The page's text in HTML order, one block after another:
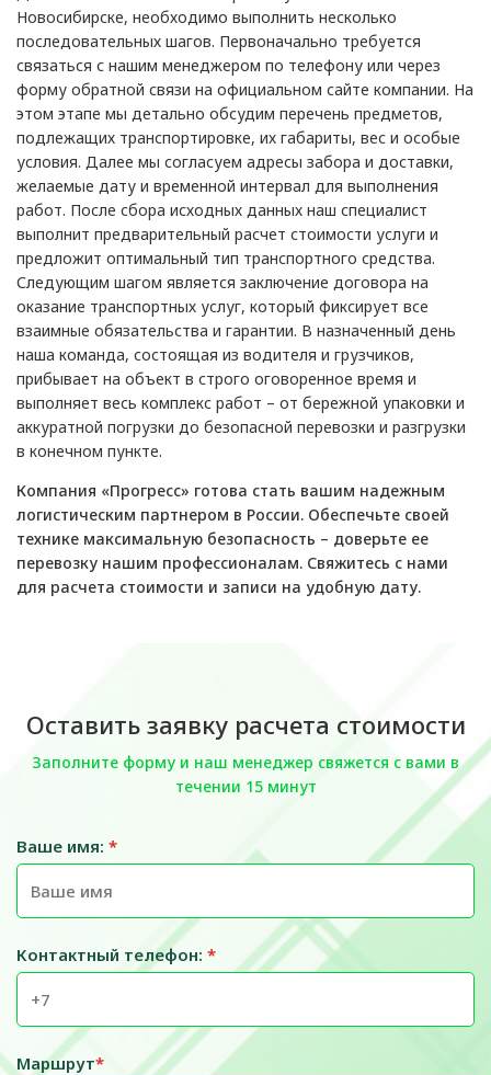
Новосибирске, необходимо выполнить несколько
последовательных шагов. Первоначально требуется
связаться с нашим менеджером по телефону или через
форму обратной связи на официальном сайте компании. На
этом этапе мы детально обсудим перечень предметов,
подлежащих транспортировке, их габариты, вес и особые
условия. Далее мы согласуем адресы забора и доставки,
желаемые дату и временной интервал для выполнения
работ. После сбора исходных данных наш специалист
выполнит предварительный расчет стоимости услуги и
предложит оптимальный тип транспортного средства.
Следующим шагом является заключение договора на
оказание транспортных услуг, который фиксирует все
взаимные обязательства и гарантии. В назначенный день
наша команда, состоящая из водителя и грузчиков,
прибывает на объект в строго оговоренное время и
выполняет весь комплекс работ – от бережной упаковки и
аккуратной погрузки до безопасной перевозки и разгрузки
в конечном пункте.
Компания «Прогресс» готова стать вашим надежным
логистическим партнером в России. Обеспечьте своей
технике максимальную безопасность – доверьте ее
перевозку нашим профессионалам. Свяжитесь с нами
для расчета стоимости и записи на удобную дату.
Оставить заявку расчета стоимости
Заполните форму и наш менеджер свяжется с вами в
течении 15 минут
Ваше имя: *
Контактный телефон: *
Маршрут*